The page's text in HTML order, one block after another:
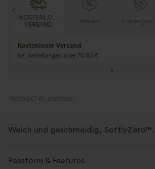
KOSTENLOSER
VERSAND
Kostenloser Versand
bei Bestellungen über 70,00 €
PRODUKT ID: 02803061
Weich und geschmeidig, SoftlyZero™
superweichen Cool-Touch-Material.
Passform & Features